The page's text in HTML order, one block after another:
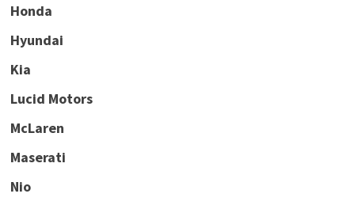
Honda
Hyundai
Kia
Lucid Motors
McLaren
Maserati
Nio